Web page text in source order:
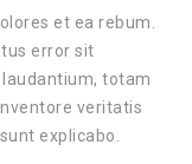
et ea rebum.
error sit
totam
veritatis
explicabo.